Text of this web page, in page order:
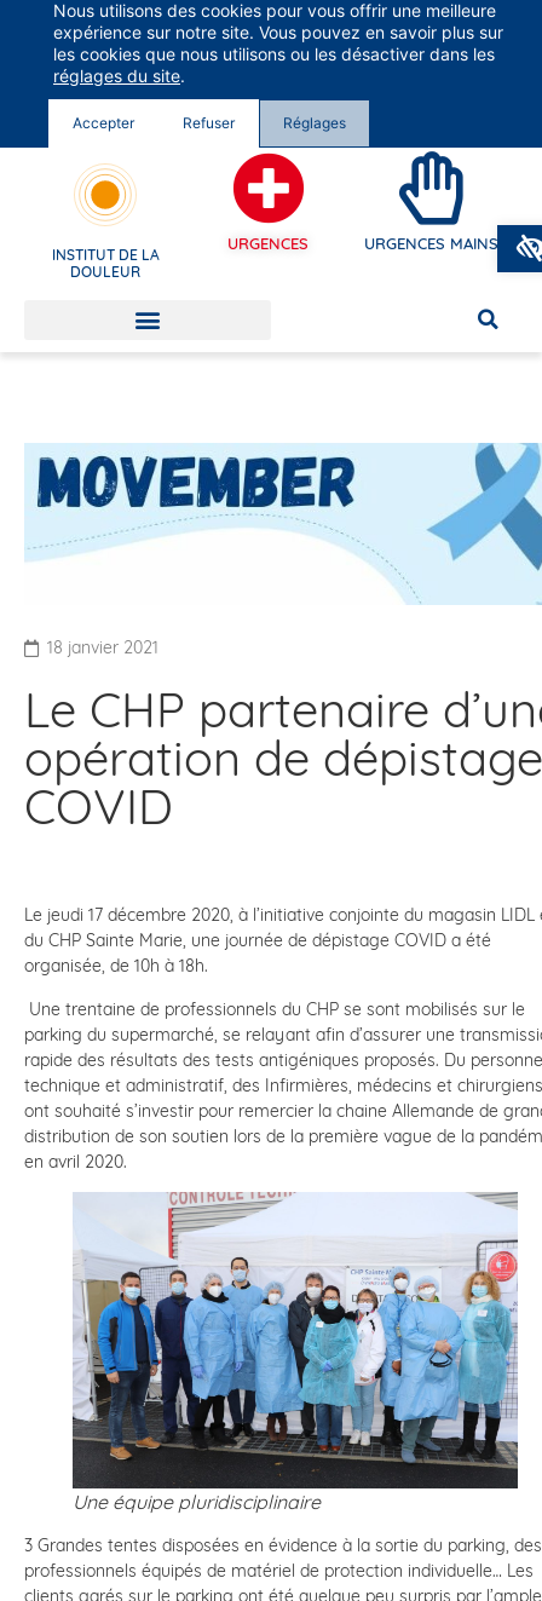
Groupe Vivalto Santé
Entre nous, la vie
INSTITUT DE LA
DOULEUR
URGENCES URGENCES MAINS
18 janvier 2021
Le CHP partenaire
opération de dépistage
COVID
Le jeudi 17 décembre 2020, à l’initiative conjointe du magasin LIDL
du CHP Sainte Marie, une journée de dépistage COVID a été
organisée, de 10h à 18h.
Une trentaine de professionnels du CHP se sont mobilisés sur le
parking du supermarché, se relayant afin d’assurer une
rapide des résultats des tests antigéniques proposés. Du
technique et administratif, des Infirmières, médecins et chirurgiens
ont souhaité s’investir pour remercier la chaine Allemande de
distribution de son soutien lors de la première vague de la
en avril 2020.
Une équipe pluridisciplinaire
3 Grandes tentes disposées en évidence à la sortie du parking, des
professionnels équipés de matériel de protection individuelle… Les
clients garés sur le parking ont été quelque peu surpris par
Nous utilisons des cookies pour vous offrir une meilleure
expérience sur notre site. Vous pouvez en savoir plus sur
les cookies que nous utilisons ou les désactiver dans les
réglages du site.
Accepter Refuser Réglages